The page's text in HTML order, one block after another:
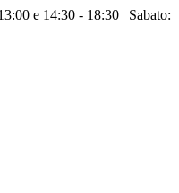
e 14:30 - 18:30 | Sabato: